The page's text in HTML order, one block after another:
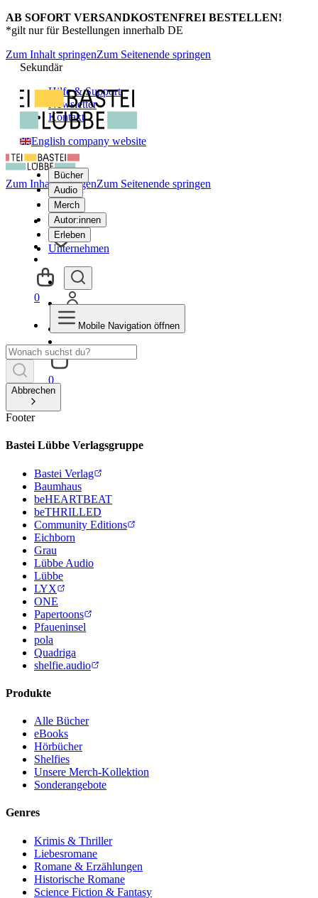
AB SOFORT VERSANDKOSTENFREI BESTELLEN!
*gilt nur für Bestellungen innerhalb DE
Zum Inhalt springenZum Seitenende springen
Sekundär
Hilfe & Support
Newsletter
Kontakt
English company website
Bücher
Audio
Merch
Autor:innen
Erleben
Unternehmen
0
Zum Inhalt springenZum Seitenende springen
0
Mobile Navigation öffnen
Abbrechen
Footer
Bastei Lübbe Verlagsgruppe
Bastei Verlag
Baumhaus
beHEARTBEAT
beTHRILLED
Community Editions
Eichborn
Grau
Lübbe Audio
Lübbe
LYX
ONE
Papertoons
Pfaueninsel
pola
Quadriga
shelfie.audio
Produkte
Alle Bücher
eBooks
Hörbücher
Shelfies
Unsere Merch-Kollektion
Sonderangebote
Genres
Krimis & Thriller
Liebesromane
Romane & Erzählungen
Historische Romane
Science Fiction & Fantasy